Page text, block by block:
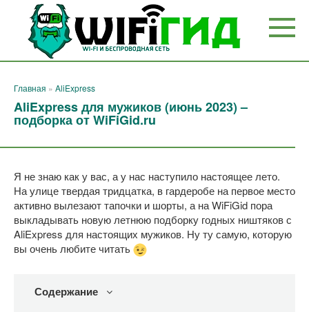
Перейти
контенту
Главная » AliExpress
AliExpress для мужиков (июнь 2023) –
подборка от WiFiGid.ru
Я не знаю как у вас, а у нас наступило настоящее лето.
На улице твердая тридцатка, в гардеробе на первое место
активно вылезают тапочки и шорты, а на WiFiGid пора
выкладывать новую летнюю подборку годных ништяков с
AliExpress для настоящих мужиков. Ну ту самую, которую
вы очень любите читать
Содержание